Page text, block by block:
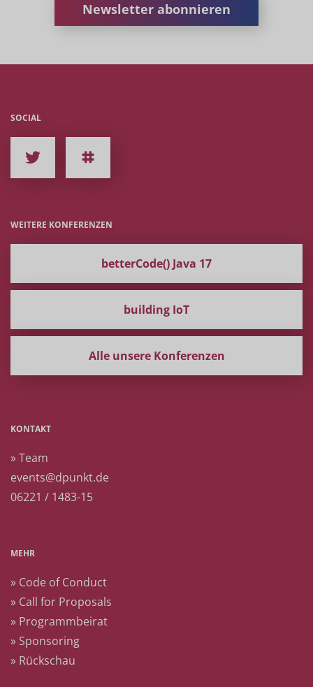
Newsletter abonnieren
SOCIAL
WEITERE KONFERENZEN
betterCode() Java 17
building IoT
Alle unsere Konferenzen
KONTAKT
» Team
events@dpunkt.de
06221 / 1483-15
MEHR
» Code of Conduct
» Call for Proposals
» Programmbeirat
» Sponsoring
» Rückschau